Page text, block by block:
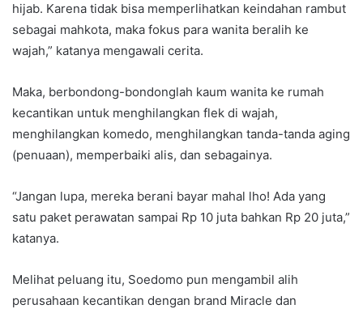
hijab. Karena tidak bisa memperlihatkan keindahan rambut
sebagai mahkota, maka fokus para wanita beralih ke
wajah,” katanya mengawali cerita.
Maka, berbondong-bondonglah kaum wanita ke rumah
kecantikan untuk menghilangkan flek di wajah,
menghilangkan komedo, menghilangkan tanda-tanda aging
(penuaan), memperbaiki alis, dan sebagainya.
“Jangan lupa, mereka berani bayar mahal lho! Ada yang
satu paket perawatan sampai Rp 10 juta bahkan Rp 20 juta,”
katanya.
Melihat peluang itu, Soedomo pun mengambil alih
perusahaan kecantikan dengan brand Miracle dan